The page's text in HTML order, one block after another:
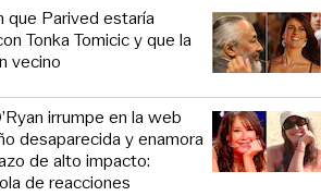
que Parived estaría
Tonka Tomicic y que la
vecino
irrumpe en la web
desaparecida y enamora
de alto impacto:
de reacciones